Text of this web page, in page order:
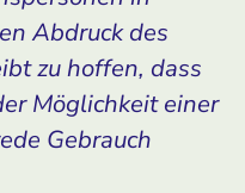
Abdruck des
zu hoffen, dass
Möglichkeit einer
Gebrauch